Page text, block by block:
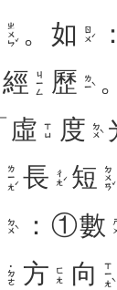
ㄓㄨㄣˇ 。 如 ㄖㄨˊ
經 ㄐㄧㄥ 歷 ㄌㄧˋ 。
虛 ㄒㄩ 度 ㄉㄨˋ
ㄌㄧㄤˊ 長 ㄔㄤˊ 短 ㄉㄨㄢˇ
ㄉㄨˋ ：①數
˙ㄉㄜ 方 ㄈㄤ 向 ㄒㄧㄤˋ